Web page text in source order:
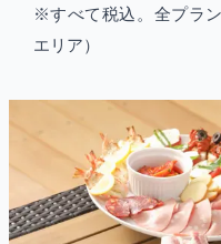
※すべて税込。全プラ
エリア）